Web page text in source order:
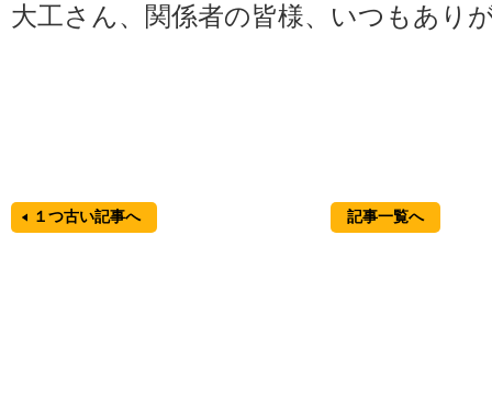
大工さん、関係者の皆様、いつもあり
１つ古い記事へ 記事一覧へ